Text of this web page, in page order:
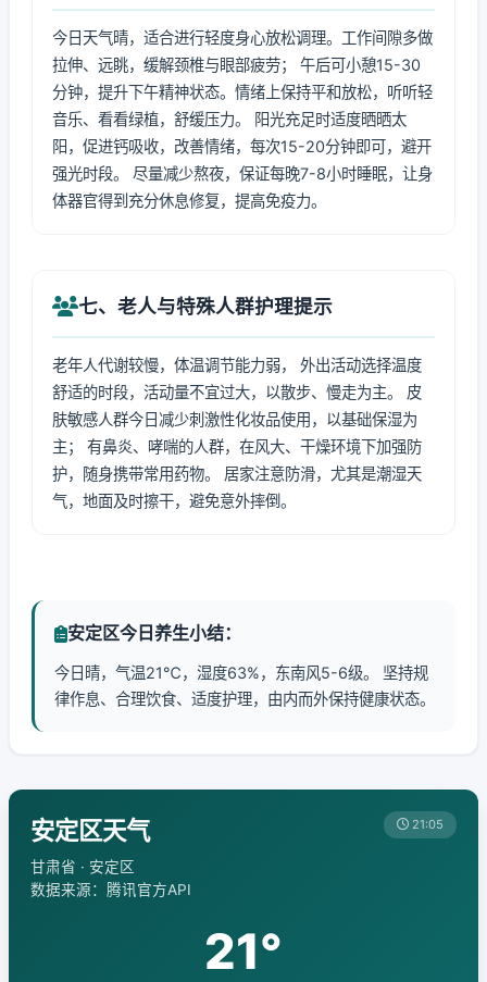
今日天气晴，适合进行轻度身心放松调理。工作间隙多做
拉伸、远眺，缓解颈椎与眼部疲劳； 午后可小憩15-30
分钟，提升下午精神状态。情绪上保持平和放松，听听轻
音乐、看看绿植，舒缓压力。 阳光充足时适度晒晒太
阳，促进钙吸收，改善情绪，每次15-20分钟即可，避开
强光时段。 尽量减少熬夜，保证每晚7-8小时睡眠，让身
体器官得到充分休息修复，提高免疫力。
七、老人与特殊人群护理提示
老年人代谢较慢，体温调节能力弱， 外出活动选择温度
舒适的时段，活动量不宜过大，以散步、慢走为主。 皮
肤敏感人群今日减少刺激性化妆品使用，以基础保湿为
主； 有鼻炎、哮喘的人群，在风大、干燥环境下加强防
护，随身携带常用药物。 居家注意防滑，尤其是潮湿天
气，地面及时擦干，避免意外摔倒。
安定区今日养生小结：
今日晴，气温21℃，湿度63%，东南风5-6级。 坚持规
律作息、合理饮食、适度护理，由内而外保持健康状态。
安定区天气
甘肃省 · 安定区
数据来源：腾讯官方API
21:05
21°